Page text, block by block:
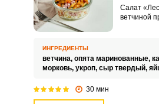
Салат
ветчиной
придется
любит
продуктов.
ИНГРЕДИЕНТЫ
ветчина, опята маринованные,
морковь, укроп, сыр твердый,
30 мин